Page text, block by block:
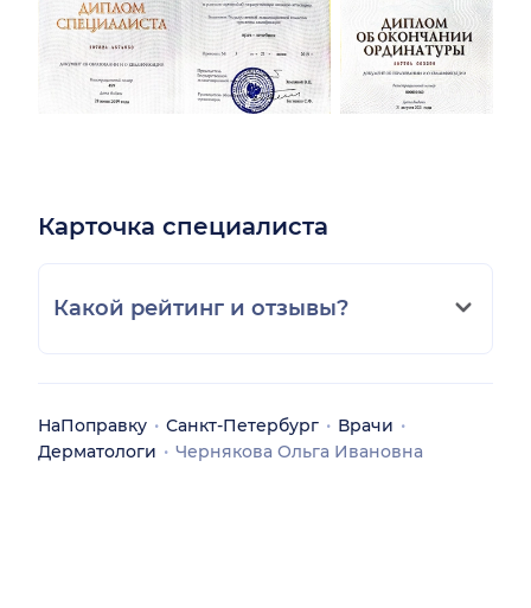
Карточка специалиста
Какой рейтинг и отзывы?
НаПоправку Санкт-Петербург
Врачи
Дерматологи
Чернякова Ольга Ивановна